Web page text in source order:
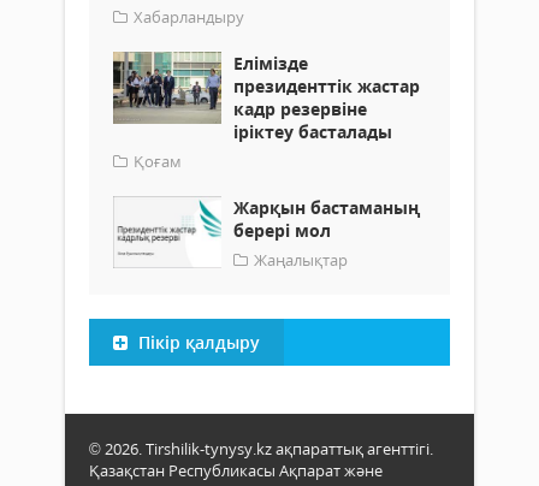
Хабарландыру
Елімізде
президенттік жастар
кадр резервіне
іріктеу басталады
Қоғам
Жарқын бастаманың
берері мол
Жаңалықтар
Пікір қалдыру
© 2026. Tirshilik-tynysy.kz ақпараттық агенттігі.
Қазақстан Республикасы Ақпарат және